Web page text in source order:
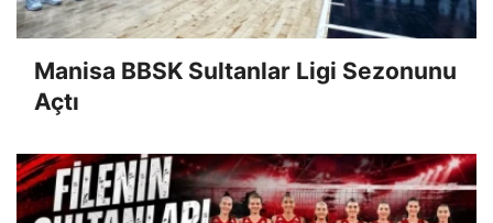
Manisa BBSK Sultanlar Ligi Sezonunu
Açtı